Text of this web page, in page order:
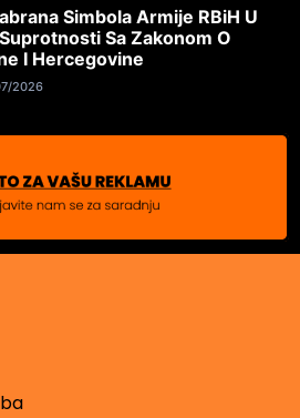
Simbola Armije RBiH U
Sa Zakonom O
I Hercegovine
2026